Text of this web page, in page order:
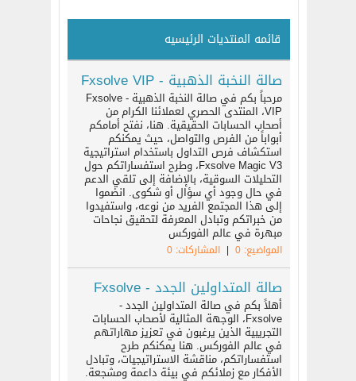
قائمه المنتديات الرئيسيه
صالة النخبة الذهبية - Fxsolve VIP
مرحباً بكم في صالة النخبة الذهبية - Fxsolve
VIP، المنتدى الحصري لعملائنا الكرام من
أصحاب الحسابات الحقيقية. هنا، نفتح أمامكم
أبواباً من الفرص والتواصل، حيث يمكنكم
استكشاف فرص التداول باستخدام استراتيجية
Fxsolve Magic V3، وطرح استفساراتكم حول
التحليلات السوقية، بالإضافة إلى تلقي الدعم
في حال وجود أي سؤال أو شكوى. انضموا
إلى هذا المجتمع الفريد من نوعه، واستفيدوا
من خبراتكم وتبادل المعرفة لتحقيق نجاحات
مبهرة في عالم الفوركس
المواضيع: 0 | المشاركات: 0
صالة المتداولين الجدد - Fxsolve
أهلاً بكم في صالة المتداولين الجدد -
Fxsolve، الوجهة المثالية لأصحاب الحسابات
التجريبية الذين يرغبون في تعزيز مهاراتهم
في عالم الفوركس. هنا يمكنكم طرح
استفساراتكم، مناقشة الاستراتيجيات، وتبادل
الأفكار مع زملائكم في بيئة داعمة ومشجعة.